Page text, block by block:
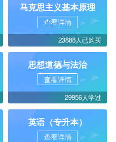
马克思主义基本原理
查看详情
23888人已购买
思想道德与法治
查看详情
29956人学过
英语（专升本）
查看详情